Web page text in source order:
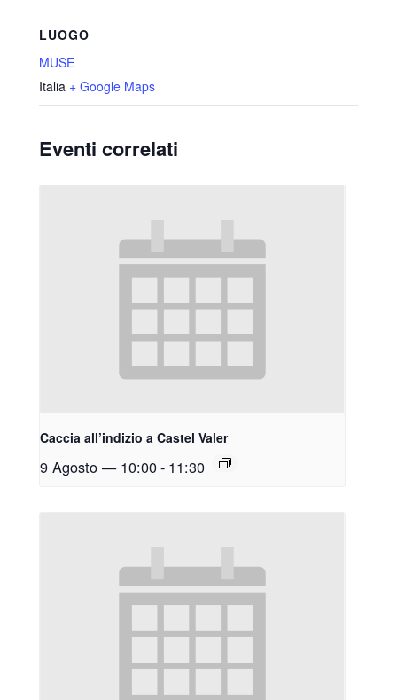
LUOGO
MUSE
Italia + Google Maps
Eventi correlati
Caccia all’indizio a Castel Valer
9 Agosto — 10:00- 11:30